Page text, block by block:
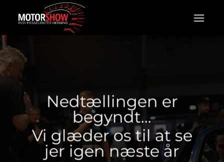
Nedtællingen er
begyndt…
Vi glæder os til at se
jer igen næste år